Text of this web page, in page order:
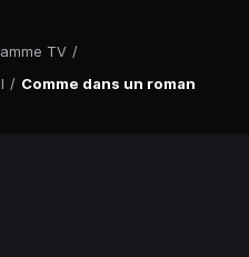
TV /
/ Comme dans un roman